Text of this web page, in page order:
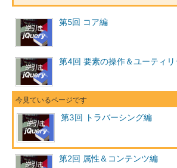
第5回 コア編
第4回 要素の操作＆ユーティ
第3回 トラバーシング編
第2回 属性＆コンテンツ編